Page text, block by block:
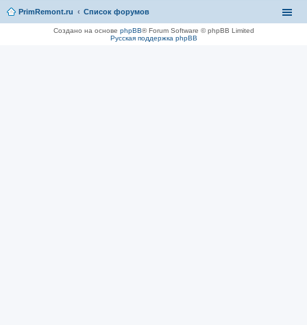
PrimRemont.ru Список форумов
Создано на основе phpBB® Forum Software © phpBB Limited
Русская поддержка phpBB